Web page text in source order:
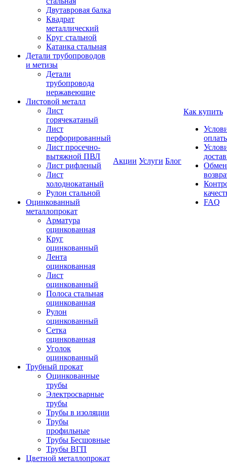
Двутавровая балка
Квадрат
металлический
Круг стальной
Катанка стальная
Детали трубопроводов
и метизы
Детали
трубопровода
нержавеющие
Листовой металл
Лист
горячекатаный
Лист
перфорированный
Лист просечно-
вытяжной ПВЛ
Лист рифленый
Лист
холоднокатаный
Рулон стальной
Оцинкованный
металлопрокат
Арматура
оцинкованная
Круг
оцинкованный
Лента
оцинкованная
Лист
оцинкованный
Полоса стальная
оцинкованная
Рулон
оцинкованный
Сетка
оцинкованная
Уголок
оцинкованный
Трубный прокат
Оцинкованные
трубы
Электросварные
трубы
Трубы в изоляции
Трубы
профильные
Трубы Бесшовные
Трубы ВГП
Цветной металлопрокат
Акции Услуги Блог
Как купить
FAQ